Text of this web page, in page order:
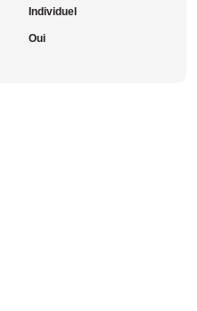
Individuel
Oui